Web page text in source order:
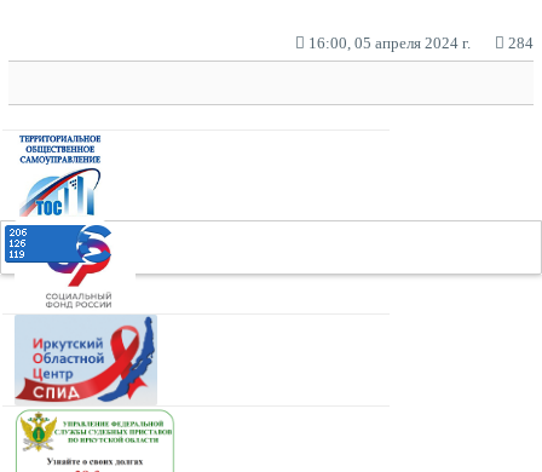
16:00, 05 апреля 2024 г. 284